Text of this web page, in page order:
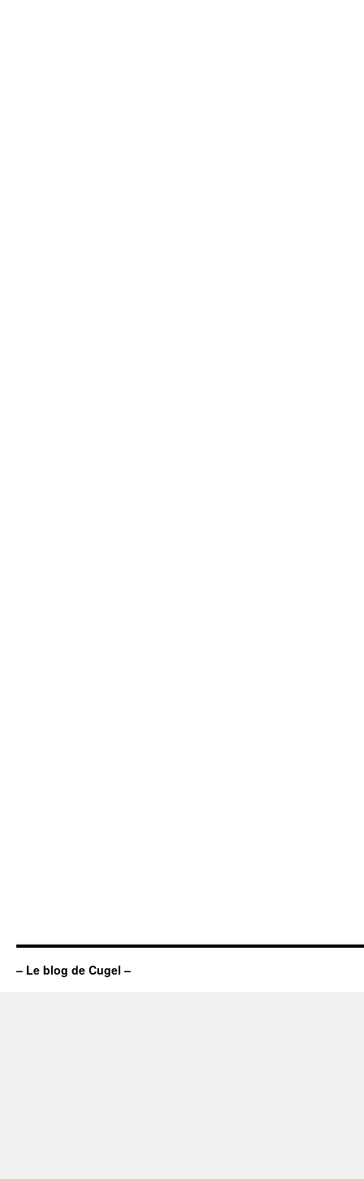
– Le blog de Cugel –